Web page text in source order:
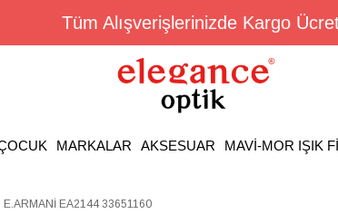
Tüm Alışverişlerinizde Kargo
MARKALAR AKSESUAR MAVİ-MOR IŞIK
EA2144 33651160